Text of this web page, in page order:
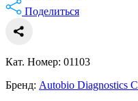
Поделиться
Кат. Номер: 01103
Бренд: Autobio Diagnostics